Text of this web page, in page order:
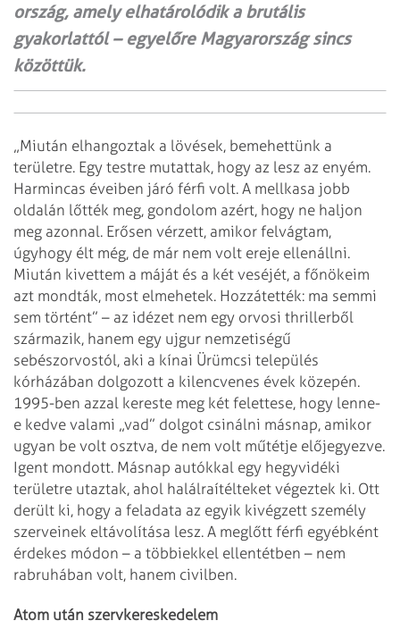
ország, amely elhatárolódik a brutális
gyakorlattól – egyelőre Magyarország sincs
közöttük.
„Miután elhangoztak a lövések, bemehettünk a
területre. Egy testre mutattak, hogy az lesz az enyém.
Harmin­cas éveiben járó férfi volt. A mellkasa jobb
oldalán lőtték meg, gondolom azért, hogy ne haljon
meg azonnal. Erősen vérzett, amikor felvágtam,
úgyhogy élt még, de már nem volt ereje ellenállni.
Miután kivettem a máját és a két veséjét, a főnökeim
azt mondták, most elmehetek. Hozzátették: ma semmi
sem történt” – az idézet nem egy orvosi thrillerből
származik, hanem egy ujgur nemzetiségű
sebészorvostól, aki a kínai Ürümcsi település
kórházában dolgozott a kilencvenes évek közepén.
1995-ben azzal kereste meg két felettese, hogy lenne-
e kedve valami „vad” dolgot csinálni másnap, amikor
ugyan be volt osztva, de nem volt műtétje előjegyezve.
Igent mondott. Másnap autókkal egy hegyvidéki
területre utaztak, ahol halálraítélteket végeztek ki. Ott
derült ki, hogy a feladata az egyik kivégzett személy
szerveinek eltávolítása lesz. A meglőtt férfi egyébként
érdekes módon – a többiekkel ellentétben – nem
rabruhában volt, hanem civilben.
Atom után szervkereskedelem